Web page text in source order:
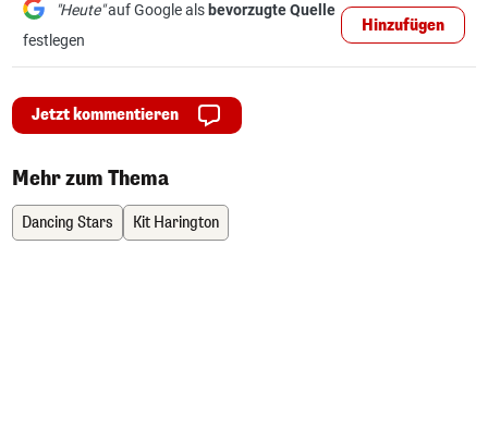
"Heute"auf Google als bevorzugte Quelle
festlegen
Hinzufügen
Jetzt kommentieren
Mehr zum Thema
Dancing Stars Kit Harington